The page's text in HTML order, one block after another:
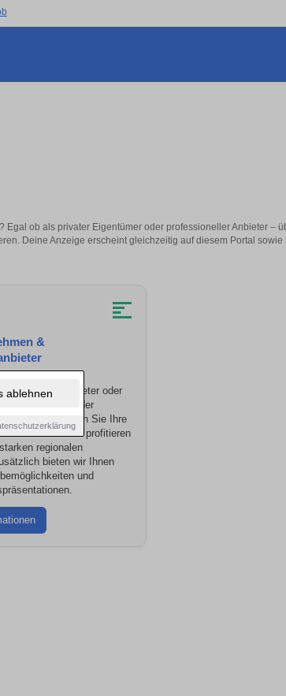
ablehnen
ob als privater Eigentümer oder professioneller Anbieter –
Deine Anzeige erscheint gleichzeitig auf diesem Portal
&
Anbieter oder
aus der
Präsentieren Sie Ihre
Portal und profitieren
regionalen
bieten wir Ihnen
und